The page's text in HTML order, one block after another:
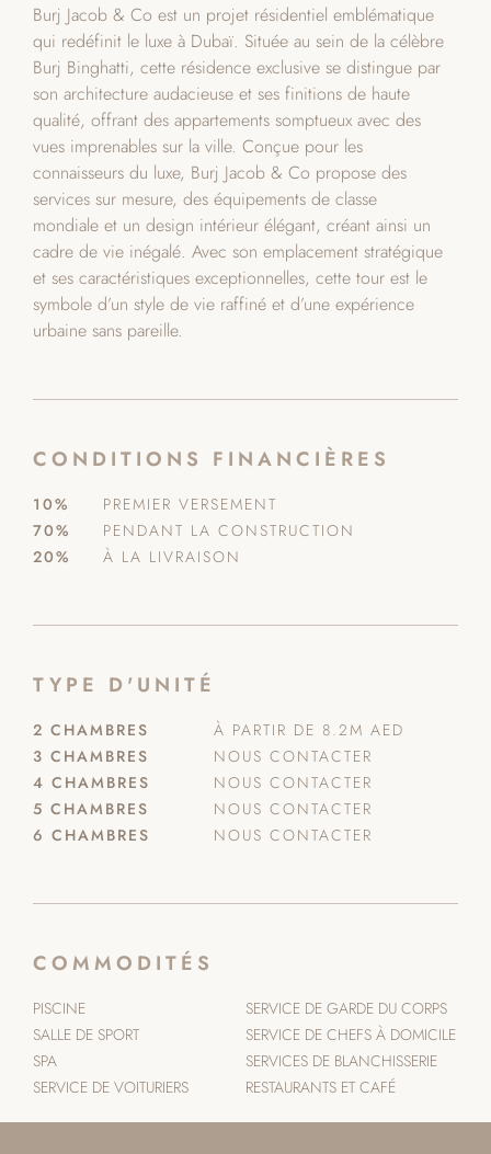
Burj Jacob & Co est un projet résidentiel emblématique
qui redéfinit le luxe à Dubaï. Située au sein de la célèbre
Burj Binghatti, cette résidence exclusive se distingue par
son architecture audacieuse et ses finitions de haute
qualité, offrant des appartements somptueux avec des
vues imprenables sur la ville. Conçue pour les
connaisseurs du luxe, Burj Jacob & Co propose des
services sur mesure, des équipements de classe
mondiale et un design intérieur élégant, créant ainsi un
cadre de vie inégalé. Avec son emplacement stratégique
et ses caractéristiques exceptionnelles, cette tour est le
symbole d’un style de vie raffiné et d’une expérience
urbaine sans pareille.
CONDITIONS FINANCIÈRES
10%
70%
20%
PREMIER VERSEMENT
PENDANT LA CONSTRUCTION
À LA LIVRAISON
TYPE D'UNITÉ
2 CHAMBRES
3 CHAMBRES
4 CHAMBRES
5 CHAMBRES
6 CHAMBRES
À PARTIR DE 8.2M AED
NOUS CONTACTER
NOUS CONTACTER
NOUS CONTACTER
NOUS CONTACTER
COMMODITÉS
PISCINE
SALLE DE SPORT
SPA
SERVICE DE VOITURIERS
SERVICE DE GARDE DU CORPS
SERVICE DE CHEFS À DOMICILE
SERVICES DE BLANCHISSERIE
RESTAURANTS ET CAFÉ